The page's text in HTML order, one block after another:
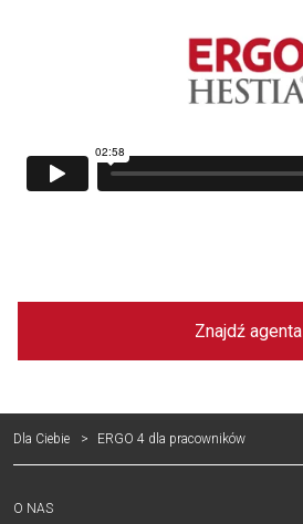
Znajdź agenta
Dla Ciebie ERGO 4 dla pracowników
O NAS